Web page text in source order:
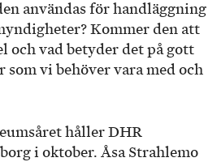
användas för handläggning
Kommer den att
och vad betyder det på gott
som vi behöver vara med och
håller DHR
i oktober. Åsa Strahlemo